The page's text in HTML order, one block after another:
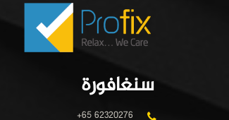
سنغافورة
+65 62320276